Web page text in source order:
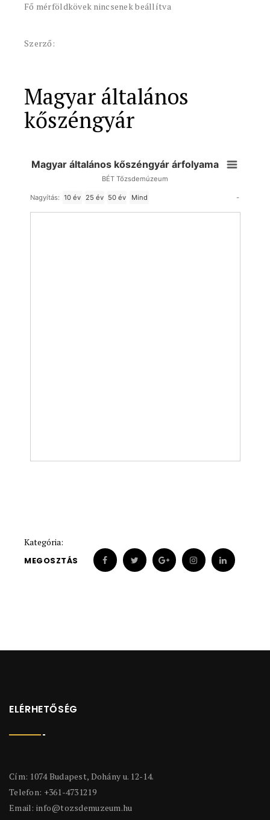
Fő mérföldkövek nincsenek beállítva
Szerző:
Magyar általános
kőszéngyár
Magyar általános kőszéngyár árfolyama
BÉT Tőzsdemúzeum
Nagyítás: 10 év 25 év 50 év Mind -
Kategória:
MEGOSZTÁS
ELÉRHETŐSÉG
Cím: 1074 Budapest, Dohány u. 12-14.
Telefon: +361-4731219
Email: info@tozsdemuzeum.hu